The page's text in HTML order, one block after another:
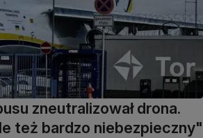
zneutralizował drona.
też bardzo niebezpieczny"